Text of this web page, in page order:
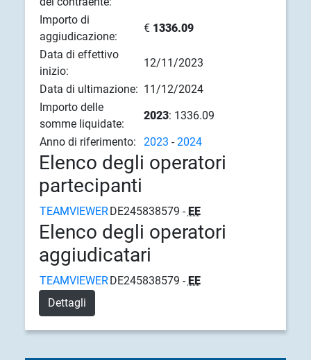
Importo di
aggiudicazione:
€ 1336.09
Data di effettivo
inizio:
12/11/2023
Data di ultimazione: 11/12/2024
Importo delle
somme liquidate:
2023: 1336.09
Anno di riferimento:
2023 -2024
Elenco degli operatori
partecipanti
TEAMVIEWER DE245838579 -EE
Elenco degli operatori
aggiudicatari
TEAMVIEWER DE245838579 -EE
Dettagli